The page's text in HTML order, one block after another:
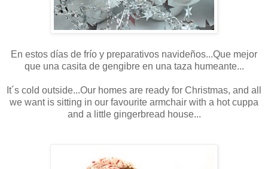
En estos días de frío y preparativos navideños...Que mejor
que una casita de gengibre en una taza humeante...
It´s cold outside...Our homes are ready for Christmas, and all
we want is sitting in our favourite armchair with a hot cuppa
and a little gingerbread house...